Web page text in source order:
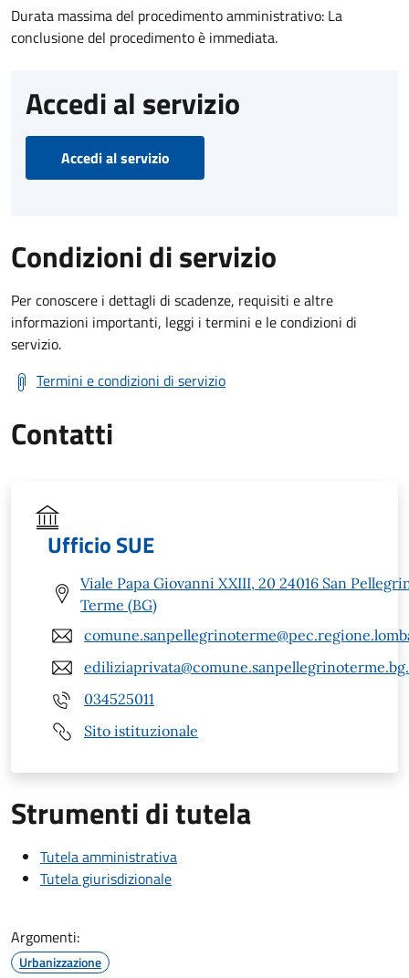
Durata massima del procedimento amministrativo: La
conclusione del procedimento è immediata.
Accedi al servizio
Accedi al servizio
Condizioni di servizio
Per conoscere i dettagli di scadenze, requisiti e altre
informazioni importanti, leggi i termini e le condizioni di
servizio.
Termini e condizioni di servizio
Contatti
Ufficio SUE
Viale Papa Giovanni XXIII, 20 24016 San
Terme (BG)
034525011
Sito istituzionale
Strumenti di tutela
Tutela amministrativa
Tutela giurisdizionale
Argomenti:
Urbanizzazione